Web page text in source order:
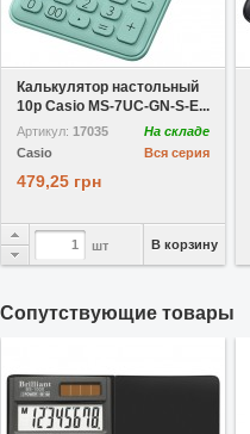
В избранное
Калькулятор настольный
10р Casio MS-7UC-GN-S-E...
Артикул: 17035
На складе
Вся серия
Casio
479,25 грн
шт В корзину
Cопутствующие товары